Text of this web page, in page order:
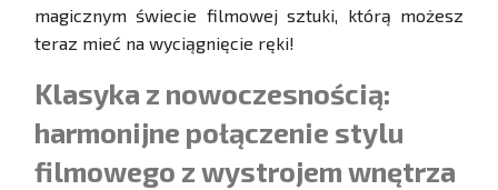
magicznym świecie filmowej sztuki, którą możesz
teraz mieć na wyciągnięcie ręki!
Klasyka z nowoczesnością:
harmonijne połączenie stylu
filmowego z wystrojem wnętrza